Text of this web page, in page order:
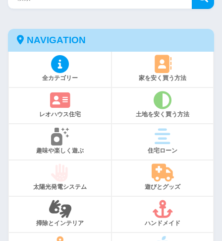
NAVIGATION
全カテゴリー 家を安く買う方法
レオハウス住宅 土地を安く買う方法
趣味や楽しく遊ぶ 住宅ローン
太陽光発電システム 遊びとグッズ
掃除とインテリア ハンドメイド